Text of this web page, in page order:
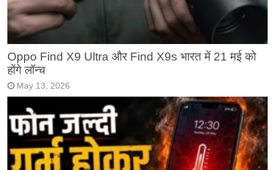
Oppo Find X9 Ultra और Find X9s भारत में 21 मई को
होंगे लॉन्च
May 13, 2026